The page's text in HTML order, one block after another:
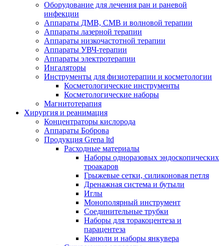
Оборудование для лечения ран и раневой
инфекции
Аппараты ДМВ, СМВ и волновой терапии
Аппараты лазерной терапии
Аппараты низкочастотной терапии
Аппараты УВЧ-терапии
Аппараты электротерапии
Ингаляторы
Инструменты для физиотерапии и косметологии
Косметологические инструменты
Косметологические наборы
Магнитотерапия
Хирургия и реанимация
Концентраторы кислорода
Аппараты Боброва
Продукция Grena ltd
Расходные материалы
Наборы одноразовых эндоскопических
троакаров
Грыжевые сетки, силиконовая петля
Дренажная система и бутыли
Иглы
Монополярный инструмент
Соединительные трубки
Наборы для торакоцентеза и
парацентеза
Канюли и наборы янкувера